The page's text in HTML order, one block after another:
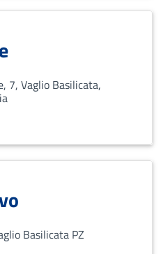
7, Vaglio Basilicata,
AMET, CONSECTETUR ADIPISCING
Basilicata PZ